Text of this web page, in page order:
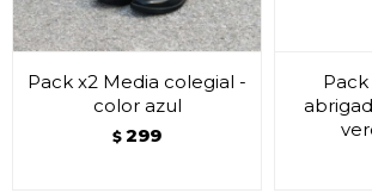
Pack x2 Media colegial -
color azul
$ 299